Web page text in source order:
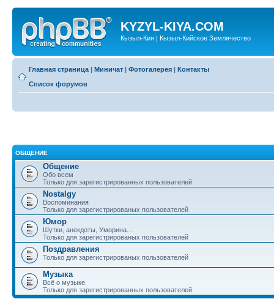
KYZYL-KIYA.COM
Кызыл-Кия | Кызыл-Кийское Землячество
Главная страница | Миничат | Фотогалерея | Контакты
Список форумов
ОБЩЕНИЕ
Общение
Обо всем
Только для зарегистрированных пользователей
Nostalgy
Воспоминания
Только для зарегистрированых пользователей
Юмор
Шутки, анекдоты, Уморина....
Только для зарегистрированых пользователей
Поздравления
Только для зарегистрированых пользователей
Музыка
Всё о музыке.
Только для зарегистрированных пользователей